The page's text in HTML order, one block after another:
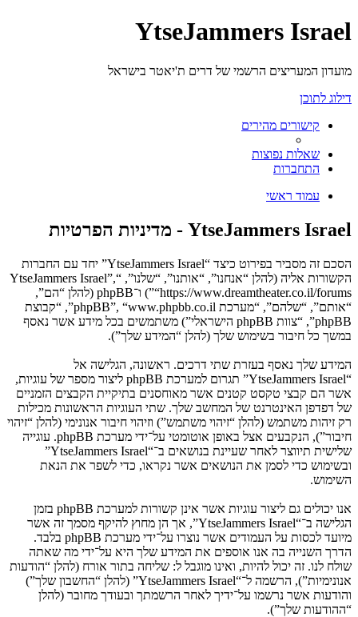
YtseJammers Israel
מועדון המעריצים הרשמי של דרים ת'יאטר בישראל
דילוג לתוכן
קישורים מהירים
שאלות נפוצות
התחברות
עמוד ראשי
YtseJammers Israel - מדיניות הפרטיות
הסכם זה מסביר בפירוט כיצד “YtseJammers Israel” יחד עם החברות
הקשורות אליה (להלן “אנחנו”, “אותנו”, “שלנו”, “YtseJammers Israel”,
“https://www.dreamtheater.co.il/forums”) ו־phpBB (להלן “הם”,
“אותם”, “שלהם”, “מערכת phpBB”, “www.phpbb.co.il”, “קבוצת
phpBB”, “צוות phpBB הישראלי”) משתמשים בכל מידע אשר נאסף
במשך כל חיבור בשימוש שלך (להלן “המידע שלך”).
המידע שלך נאסף בעזרת שתי דרכים. ראשונה, הגלישה אל
“YtseJammers Israel” תגרום למערכת phpBB ליצור מספר של עוגיות,
אשר הם קבצי טקסט קטנים אשר מאוחסנים בתיקיית הקבצים הזמניים
של דפדפן האינטרנט של המחשב שלך. שתי העוגיות הראשונות מכילות
רק זיהות משתמש (להלן “זיהוי משתמש”) וזיהוי חיבור אנונימי (להלן “זיהוי
חיבור”), הנקבעים אצל באופן אוטומטי על־ידי מערכת phpBB. עוגייה
שלישית תיווצר לאחר שעיינת בנושאים ב־“YtseJammers Israel”
ובשימוש כדי לסמן את הנושאים אשר נקראו, כדי לשפר את הנאת
השימוש.
אנו יכולים גם ליצור עוגיות אשר אינן קשורות למערכת phpBB בזמן
הגלישה ב־“YtseJammers Israel”, אך הן מחוץ להיקף מסמך זה אשר
מיועד לכסות על העמודים אשר נוצרו על־ידי מערכת phpBB בלבד.
הדרך השנייה בה אנו אוספים את המידע שלך היא על־ידי מה שאתה
שולח לנו. זה יכול להיות, ואינו מוגבל ל: שליחה בתור אורח (להלן “הודעות
אנונימיות”), הרשמה ל־“YtseJammers Israel” (להלן “החשבון שלך”)
והודעות אשר נרשמו על־ידיך לאחר הרשמתך ובעודך מחובר (להלן
“ההודעות שלך”).